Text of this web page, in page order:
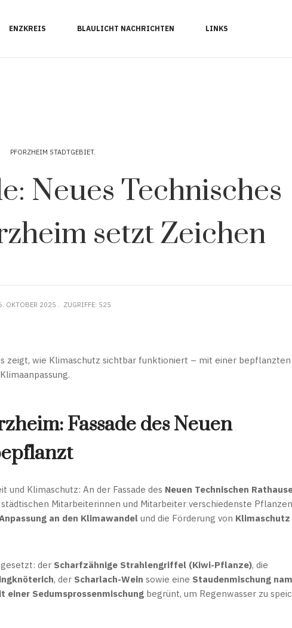
ENZKREIS BLAULICHT NACHRICHTEN LINKS
PFORZHEIM STADTGEBIET
Neues Technisches
setzt Zeichen
OKTOBER 2025 ZUGRIFFE: 525
zeigt, wie Klimaschutz sichtbar funktioniert – mit einer bepflanzten
Fassade des Neuen
Klimaschutz: An der Fassade des Neuen Technischen
Mitarbeiterinnen und Mitarbeiter verschiedenste
an den Klimawandel und die Förderung von Klimaschutz
der Scharfzähnige Strahlengriffel (Kiwi-Pflanze), die
, der Scharlach-Wein sowie eine Staudenmischung
einer Sedumsprossenmischung begrünt, um Regenwasser zu